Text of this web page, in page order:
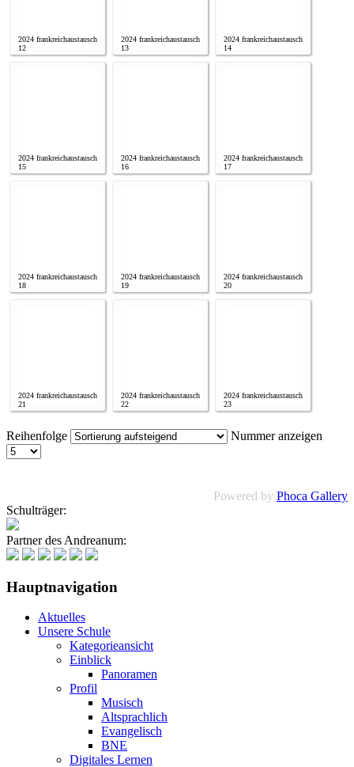
2024 frankreichaustausch
12
2024 frankreichaustausch
13
2024 frankreichaustausch
14
2024 frankreichaustausch
15
2024 frankreichaustausch
16
2024 frankreichaustausch
17
2024 frankreichaustausch
18
2024 frankreichaustausch
19
2024 frankreichaustausch
20
2024 frankreichaustausch
21
2024 frankreichaustausch
22
2024 frankreichaustausch
23
Reihenfolge Nummer anzeigen
Powered by Phoca Gallery
Schulträger:
Partner des Andreanum:
Hauptnavigation
Aktuelles
Unsere Schule
Kategorieansicht
Einblick
Panoramen
Profil
Musisch
Altsprachlich
Evangelisch
BNE
Digitales Lernen